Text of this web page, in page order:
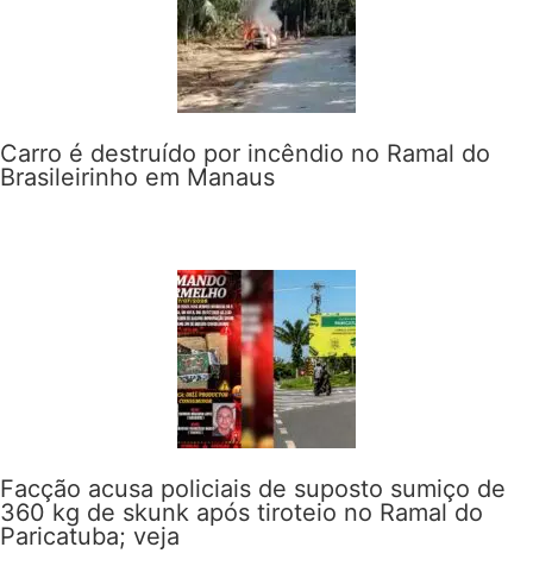
Carro é destruído por incêndio no Ramal do
Brasileirinho em Manaus
Facção acusa policiais de suposto sumiço de
360 kg de skunk após tiroteio no Ramal do
Paricatuba; veja